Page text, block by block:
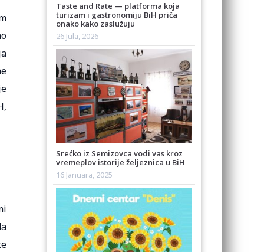
Taste and Rate — platforma koja
turizam i gastronomiju BiH priča
onako kako zaslužuju
26 Jula, 2026
Srećko iz Semizovca vodi vas kroz
vremeplov istorije željeznica u BiH
16 Januara, 2025